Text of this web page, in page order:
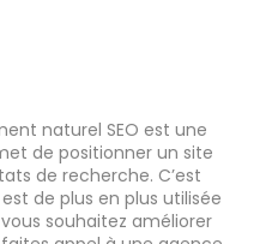
naturel SEO est une
de positionner un site
de recherche. C’est
de plus en plus utilisée
souhaitez améliorer